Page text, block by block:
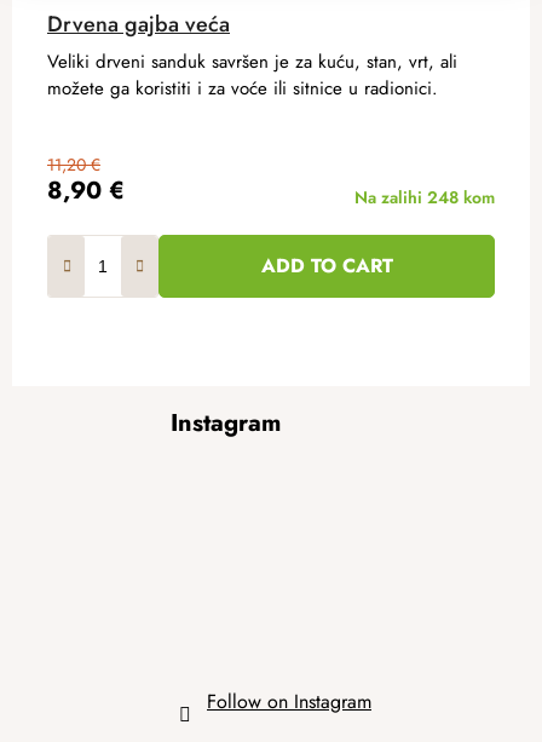
Drvena gajba veća
8,90 €
11,20 €
Na zalihi 248 kom
ADD TO CART
Veliki drveni sanduk savršen je za kuću, stan, vrt, ali
možete ga koristiti i za voće ili sitnice u radionici.
Instagram
Follow on Instagram